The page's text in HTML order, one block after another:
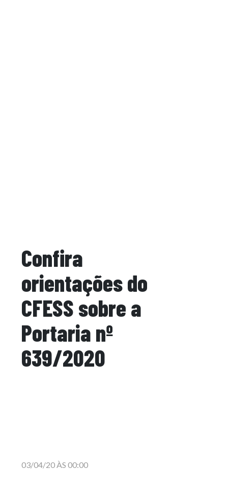
Confira
orientações do
CFESS sobre a
Portaria nº
639/2020
03/04/20 ÀS 00:00